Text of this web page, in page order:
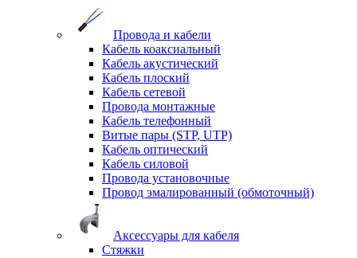
Провода и кабели
Кабель коаксиальный
Кабель акустический
Кабель плоский
Кабель сетевой
Провода монтажные
Кабель телефонный
Витые пары (STP, UTP)
Кабель оптический
Кабель силовой
Провода установочные
Провод эмалированный (обмоточный)
Аксессуары для кабеля
Стяжки